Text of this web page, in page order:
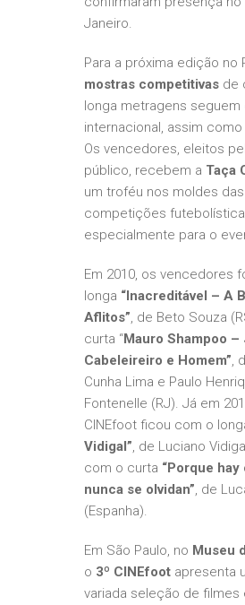
Janeiro.
Para a próxima edição no
mostras competitivas de
longa metragens
internacional, assim como
Os vencedores, eleitos
público, recebem a Taça
um troféu nos moldes
competições
especialmente para o
Em 2010, os vencedores
longa “Inacreditável – A
Aflitos” , de Beto Souza
curta “Mauro Shampoo –
Cabeleireiro e Homem” ,
Cunha Lima e Paulo
Fontenelle (RJ). Já em
CINEfoot ficou com o
Vidigal” , de Luciano
com o curta “Porque hay
nunca se olvidan” , de
(Espanha).
Em São Paulo, no Museu
o 3º CINEfoot apresenta
variada seleção de filmes